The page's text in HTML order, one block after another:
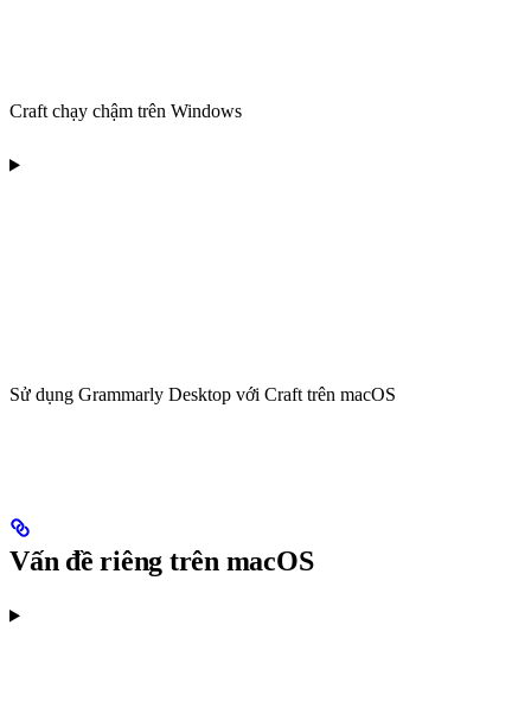
Craft chạy chậm trên Windows
Sử dụng Grammarly Desktop với Craft trên macOS
Vấn đề riêng trên macOS